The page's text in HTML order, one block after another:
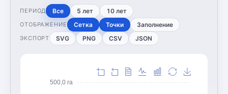
ПЕРИОД Все 5 лет 10 лет
ОТОБРАЖЕНИЕ Сетка Точки Заполнение
ЭКСПОРТ SVG PNG CSV JSON
500,0 га